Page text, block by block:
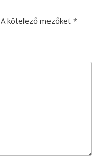
A kötelező mezőket *